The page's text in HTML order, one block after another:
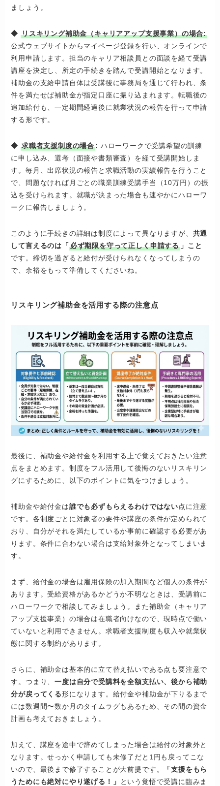
ましょう。
◆リスキリング補助金（キャリアアップ支援事業）の場合:
公式ウェブサイトからマイページ登録を行い、オンラインで
利用申請します。担当のキャリア相談員との面談を経て受講
講座を決定し、所定の手続きを踏んで受講開始となります。
補助金の支給申請自体は受講後に事務局を通じて行われ、条
件を満たせば補助金が指定口座に振り込まれます。転職後の
追加給付も、一定期間経過後に就業状況の報告を行って申請
する形です。
◆求職者支援制度の場合: ハローワークで受講希望の訓練
に申し込み、選考（面接や書類審査）を経て受講開始しま
す。毎月、出席状況の報告と求職活動の実績報告を行うこと
で、問題なければ月ごとの職業訓練受講手当（10万円）の振
込を受けられます。就職が決まった場合も速やかにハローワ
ークに報告しましょう。
このように手続きの詳細は制度によって異なりますが、 共通
して言えるのは「 必ず期限を守って正しく申請する」こと
です。締切を過ぎると給付が受けられなくなってしまうの
で、余裕をもって準備してくださいね。
リスキリング補助金を活用する際の注意点
最後に、補助金や給付金を利用する上で覚えておきたい注意
点をまとめます。制度をフル活用して後悔のないリスキリン
グにするために、以下のポイントに気をつけましょう。
補助金や給付金は誰でも必ずもらえるわけではない点に注意
です。各制度ごとに対象者の要件や講座の条件が定められて
おり、自分がそれを満たしているか事前に確認する必要があ
ります。条件に合わない場合は支給対象外となってしまいま
す。
まず、給付金の場合は雇用保険の加入期間など個人の条件が
あります。受給資格があるかどうか不明なときは、受講前に
ハローワークで相談してみましょう。また補助金（キャリア
アップ支援事業）の場合は在職者向けなので、現時点で働い
ていないと利用できません。求職者支援制度も収入や就業状
態に関する制約があります。
さらに、補助金は基本的に立て替え払いである点も要注意で
す。つまり、一度は自分で受講料を全額支払い、後から補助
分が戻ってくる形になります。給付金や補助金が下りるまで
には数週間〜数か月のタイムラグもあるため、その間の資金
計画も考えておきましょう。
加えて、講座を途中で辞めてしまった場合は給付の対象外と
なります。せっかく申請しても未修了だと1円も戻ってこな
いので、最後まで修了することが大前提です。
「支援をもら
うためにも絶対にやり遂げる！」
という覚悟で受講に臨みま